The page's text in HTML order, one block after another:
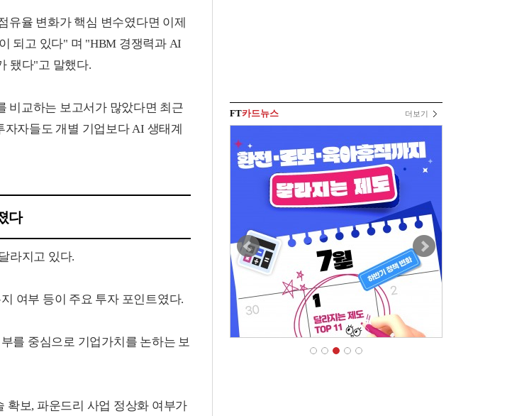
유율 변화가 핵심 변수였다면 이제
되고 있다" 며 "HBM 경쟁력과 AI
됐다"고 말했다.
비교하는 보고서가 많았다면 최근
자들도 개별 기업보다 AI 생태계
다
라지고 있다.
여부 등이 주요 투자 포인트였다.
를 중심으로 기업가치를 논하는 보
확보, 파운드리 사업 정상화 여부가
FT카드뉴스 더보기